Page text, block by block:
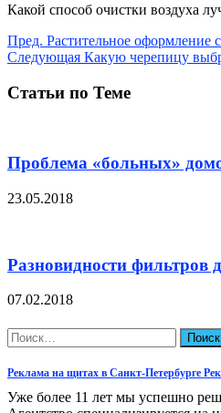
Какой способ очистки воздуха
Пред. Растительное оформление
Следующая Какую черепицу
Статьи по Теме
Проблема «больных»
23.05.2018
Разновидности фильтров
07.02.2018
Найти:
Реклама на щитах в Санкт-Петербурге
Уже более 11 лет мы успешно